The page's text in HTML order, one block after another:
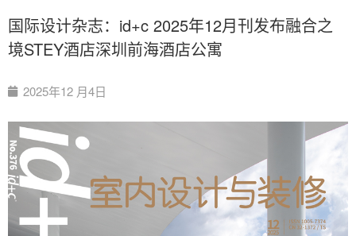
国际设计杂志：id+c 2025年12月刊发布融合之
境STEY酒店深圳前海酒店公寓
2025年12 月4日